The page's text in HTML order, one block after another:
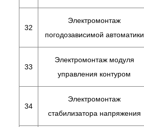
32
Электромонтаж
погодозависимой автоматики
33
Электромонтаж модуля
управления контуром
34
Электромонтаж
стабилизатора напряжения